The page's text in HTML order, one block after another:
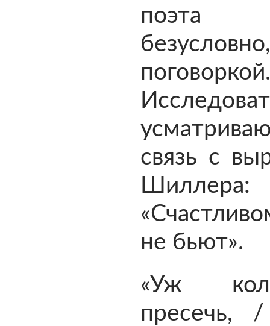
поэта
безусловно,
поговоркой.
связь с
Шиллера:
не бьют».
«Уж
пресечь,